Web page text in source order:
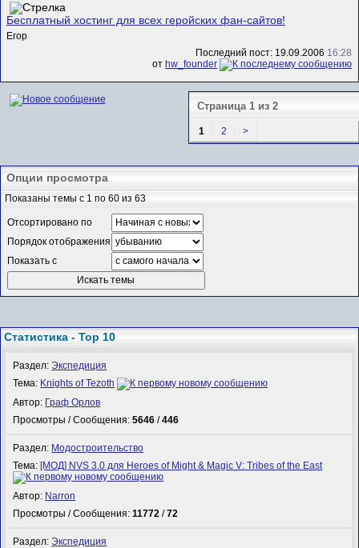
Бесплатный хостинг для всех геройских фан-сайтов!
Егор
Последний пост: 19.09.2006 16:28
от hw_founder
Страница 1 из 2
1 2 >
Опции просмотра
Показаны темы с 1 по 60 из 63
Отсортировано по
Порядок отображения
Показать с
Статистика - Top 10
Раздел:Экспедиция
Тема: Knights of Tezoth
Автор: Граф Орлов
Просмотры / Сообщения:5646 /446
Раздел: Модостроительство
Тема: [МОД] NVS 3.0 для Heroes of Might & Magic V: Tribes of the East
Автор: Narron
Просмотры / Сообщения:11772 /72
Раздел:Экспедиция